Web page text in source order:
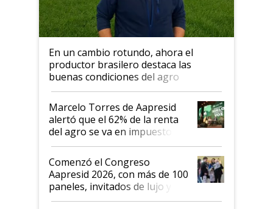
En un cambio rotundo, ahora el
productor brasilero destaca las
buenas condiciones del agro
argentino para invertir: "Los veo
más motivados"
Marcelo Torres de Aapresid
alertó que el 62% de la renta
del agro se va en impuestos:
"No es bueno que en
Argentina se sigan discutiendo
las mismas cosas de hace 50
años"
Comenzó el Congreso
Aapresid 2026, con más de 100
paneles, invitados de lujo y
todas las tendencias